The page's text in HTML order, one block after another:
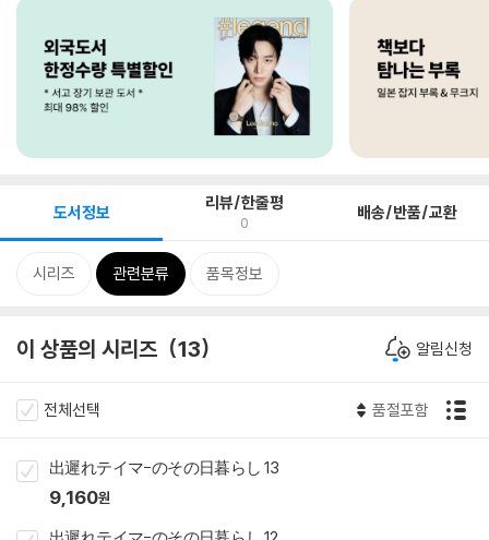
도서정보 리뷰/한줄평
0 배송/반품/교환
시리즈 관련분류 품목정보
이 상품의 시리즈 13 알림신청
전체선택 품절포함
出遲れテイマ-のその日暮らし 13
9,160원